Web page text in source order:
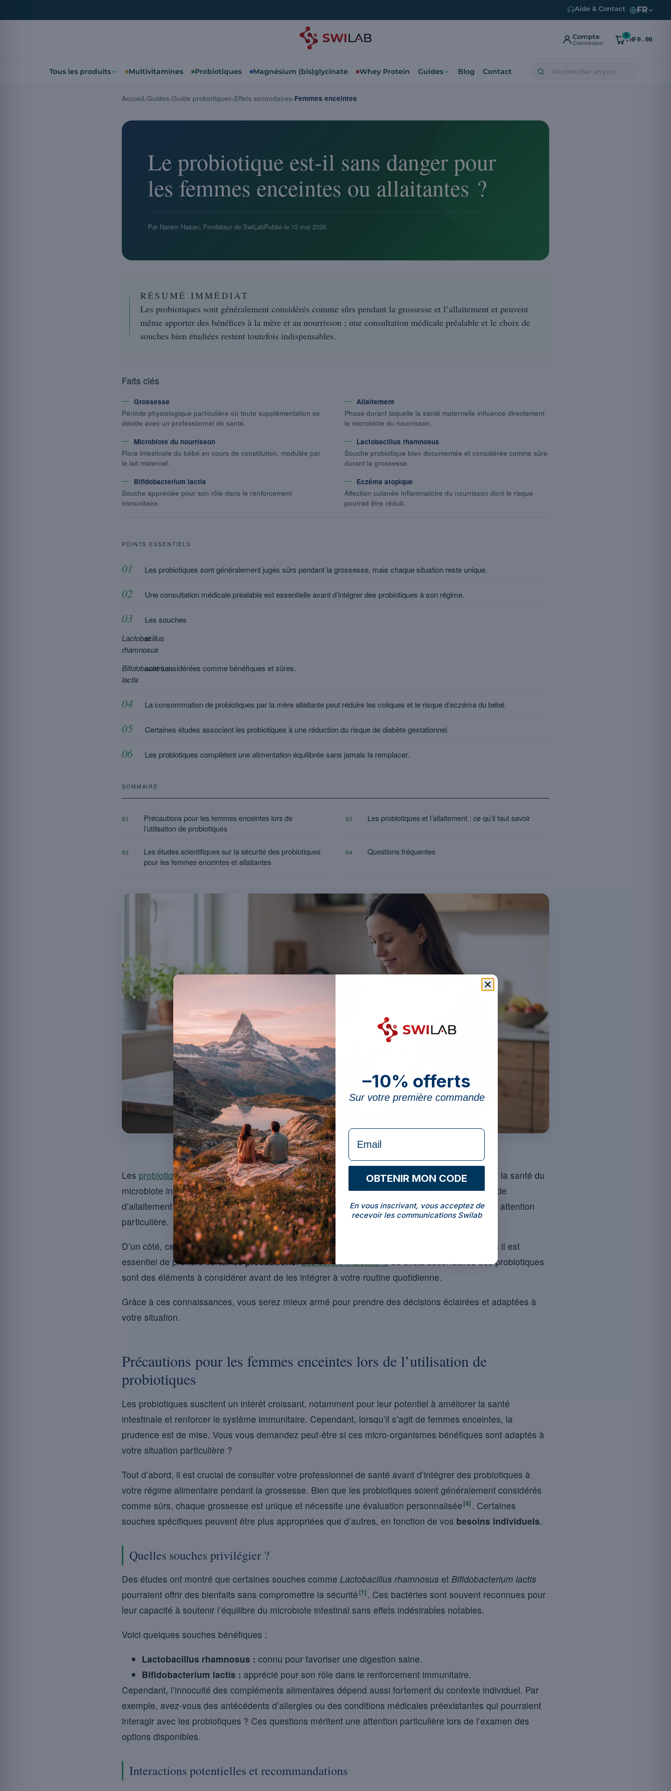
Aide & Contact FR
Compte
Connexion
0
CHF0.00
Tous les produits Multivitamines Probiotiques Magnésium (bis)glycinate Whey Protein Guides Blog Contact
Le probiotique est-il sans danger pour
les femmes enceintes ou allaitantes ?
Par Naram Hasan, Fondateur de SwiLabPublié le 13 mai 2026
RÉSUMÉ IMMÉDIAT
Les probiotiques sont généralement considérés comme sûrs pendant la grossesse et l’allaitement et peuvent
même apporter des bénéfices à la mère et au nourrisson ; une consultation médicale préalable et le choix de
souches bien étudiées restent toutefois indispensables.
Faits clés
Grossesse
Période physiologique particulière où toute supplémentation se
décide avec un professionnel de santé.
Allaitement
Phase durant laquelle la santé maternelle influence directement
le microbiote du nourrisson.
Microbiote du nourrisson
Flore intestinale du bébé en cours de constitution, modulée par
le lait maternel.
Lactobacillus rhamnosus
Souche probiotique bien documentée et considérée comme sûre
durant la grossesse.
Bifidobacterium lactis
Souche appréciée pour son rôle dans le renforcement
immunitaire.
Eczéma atopique
Affection cutanée inflammatoire du nourrisson dont le risque
pourrait être réduit.
POINTS ESSENTIELS
Les probiotiques sont généralement jugés sûrs pendant la grossesse, mais chaque situation reste unique.
Une consultation médicale préalable est essentielle avant d’intégrer des probiotiques à son régime.
Les souches
Lactobacillus
rhamnosus
et
Bifidobacterium
lactis
sont considérées comme bénéfiques et sûres.
La consommation de probiotiques par la mère allaitante peut réduire les coliques et le risque d’eczéma du bébé.
Certaines études associent les probiotiques à une réduction du risque de diabète gestationnel.
Les probiotiques complètent une alimentation équilibrée sans jamais la remplacer.
SOMMAIRE
01
Précautions pour les femmes enceintes lors de
l’utilisation de probiotiques
02 Les probiotiques et l’allaitement : ce qu’il faut savoir
03
Les études scientifiques sur la sécurité des probiotiques
pour les femmes enceintes et allaitantes
04 Questions fréquentes
Pendant la grossesse et l’allaitement, le choix d’un probiotique se fait avec un professionnel de santé.
Les probiotiques suissessont des micro-organismes vivants qui ont des effets bénéfiques
sur la santé du
microbiote intestinal. Envisagez-vous d’en consommer pendant votre grossesse ou votre période
d’allaitement? La question de leur sécurité pour les femmes enceintes et allaitantes mérite une attention
particulière.
D’un côté, ces compléments alimentaires peuvent apporter un soutien intestinal précieux, mais il est
essentiel de prendre certainesprécautions.Les contre-indicationsou effets secondaires des probiotiques
sont des éléments à considérer avant de les intégrer à votre routine quotidienne.
Grâce à ces connaissances, vous serez mieux armé pour prendre des décisions éclairées et adaptées à
votre situation.
Précautions pour les femmes enceintes lors de l’utilisation de
probiotiques
Les probiotiques suscitent un intérêt croissant, notamment pour leur potentiel à améliorer la santé
intestinale et renforcer le système immunitaire. Cependant, lorsqu’il s’agit de femmes enceintes, la
prudence est de mise. Vous vous demandez peut-être si ces micro-organismes bénéfiques sont adaptés à
votre situation particulière ?
Tout d’abord, il est crucial de consulter votre professionnel de santé avant d’intégrer des probiotiques à
votre régime alimentaire pendant la grossesse. Bien que les probiotiques soient généralement considérés
comme sûrs, chaque grossesse est unique et nécessite une évaluation personnalisée [4] . Certaines
souches spécifiques peuvent être plus appropriées que d’autres, en fonction de vos besoins individuels.
Quelles souches privilégier ?
Des études ont montré que certaines souches comme Lactobacillus rhamnosus et Bifidobacterium lactis
pourraient offrir des bienfaits sans compromettre la sécurité [1] . Ces bactéries sont souvent reconnues pour
leur capacité à soutenir l’équilibre du microbiote intestinal sans effets indésirables notables.
Voici quelques souches bénéfiques :
Lactobacillus rhamnosus : connu pour favoriser une digestion saine.
Bifidobacterium lactis : apprécié pour son rôle dans le renforcement immunitaire.
Cependant, l’innocuité des compléments alimentaires dépend aussi fortement du contexte individuel. Par
exemple, avez-vous des antécédents d’allergies ou des conditions médicales préexistantes qui pourraient
interagir avec les probiotiques ? Ces questions méritent une attention particulière lors de l’examen des
options disponibles.
Interactions potentielles et recommandations
Accueil Guides Guide probiotiques Effets secondaires Femmes enceintes
–10% offerts
Sur votre première commande
formulaire Email
OBTENIR MON CODE
En vous inscrivant, vous acceptez de
recevoir les communications Swilab